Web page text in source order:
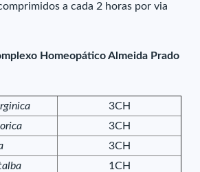
a cada 2 horas por via
Homeopático Almeida Prado
3CH
3CH
3CH
1CH